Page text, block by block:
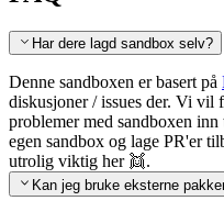
Har dere lagd sandbox selv?
Denne sandboxen er basert på
diskusjoner / issues der. Vi vil
problemer med sandboxen
egen sandbox og lage PR'er
utrolig viktig her 👯.
Kan jeg bruke eksterne